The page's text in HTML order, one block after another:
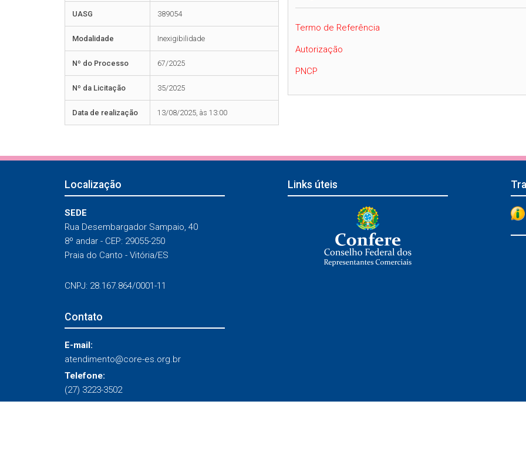
UASG 389054
Modalidade Inexigibilidade
Nº do Processo 67/2025
Nº da Licitação 35/2025
Data de realização 13/08/2025, às 13:00
Termo de Referência
Autorização
PNCP
Localização
SEDE
Rua Desembargador Sampaio, 40
8º andar - CEP: 29055-250
Praia do Canto - Vitória/ES
CNPJ: 28.167.864/0001-11
Contato
E-mail:
atendimento@core-es.org.br
Telefone:
(27) 3223-3502
Links úteis